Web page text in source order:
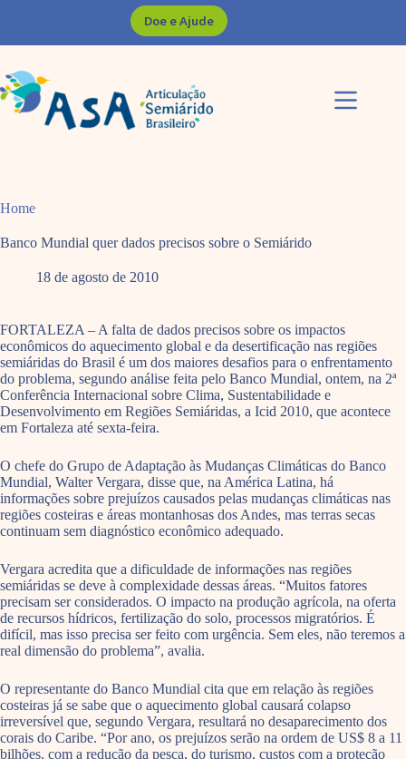
Doe e Ajude
Home
Banco Mundial quer dados precisos sobre o Semiárido
18 de agosto de 2010
FORTALEZA – A falta de dados precisos sobre os impactos
econômicos do aquecimento global e da desertificação nas regiões
semiáridas do Brasil é um dos maiores desafios para o enfrentamento
do problema, segundo análise feita pelo Banco Mundial, ontem, na 2ª
Conferência Internacional sobre Clima, Sustentabilidade e
Desenvolvimento em Regiões Semiáridas, a Icid 2010, que acontece
em Fortaleza até sexta-feira.
O chefe do Grupo de Adaptação às Mudanças Climáticas do Banco
Mundial, Walter Vergara, disse que, na América Latina, há
informações sobre prejuízos causados pelas mudanças climáticas nas
regiões costeiras e áreas montanhosas dos Andes, mas terras secas
continuam sem diagnóstico econômico adequado.
Vergara acredita que a dificuldade de informações nas regiões
semiáridas se deve à complexidade dessas áreas. “Muitos fatores
precisam ser considerados. O impacto na produção agrícola, na oferta
de recursos hídricos, fertilização do solo, processos migratórios. É
difícil, mas isso precisa ser feito com urgência. Sem eles, não teremos a
real dimensão do problema”, avalia.
O representante do Banco Mundial cita que em relação às regiões
costeiras já se sabe que o aquecimento global causará colapso
irreversível que, segundo Vergara, resultará no desaparecimento dos
corais do Caribe. “Por ano, os prejuízos serão na ordem de US$ 8 a 11
bilhões, com a redução da pesca, do turismo, custos com a proteção